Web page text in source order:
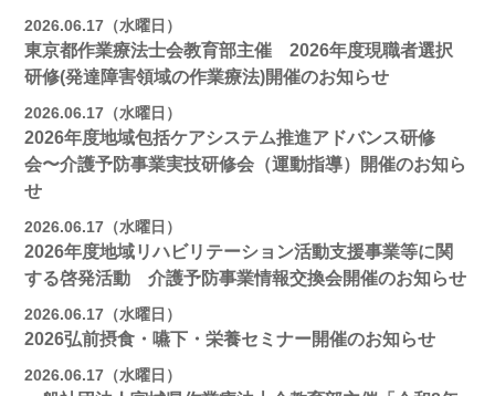
2026.06.17（水曜日）
東京都作業療法士会教育部主催 2026年度現職者選択
研修(発達障害領域の作業療法)開催のお知らせ
2026.06.17（水曜日）
2026年度地域包括ケアシステム推進アドバンス研修
会〜介護予防事業実技研修会（運動指導）開催のお知ら
せ
2026.06.17（水曜日）
2026年度地域リハビリテーション活動支援事業等に関
する啓発活動 介護予防事業情報交換会開催のお知らせ
2026.06.17（水曜日）
2026弘前摂食・嚥下・栄養セミナー開催のお知らせ
2026.06.17（水曜日）